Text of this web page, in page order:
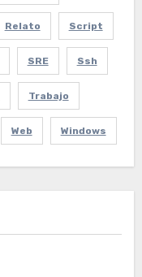
Relato Script
SRE Ssh
Trabajo
Web Windows